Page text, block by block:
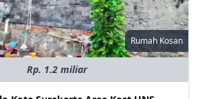
Rumah Kosan
Rp. 1.2 miliar